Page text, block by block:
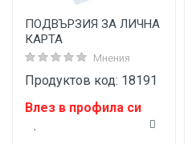
ПОДВЪРЗИЯ ЗА ЛИЧНА
КАРТА
Мнения
Продуктов код: 18191
Влез в профила си